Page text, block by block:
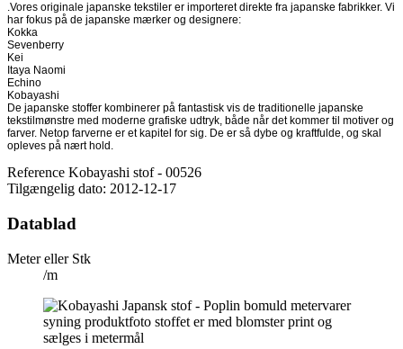
.Vores originale japanske tekstiler er importeret direkte fra japanske fabrikker. Vi
har fokus på de japanske mærker og designere:
Kokka
Sevenberry
Kei
Itaya Naomi
Echino
Kobayashi
De japanske stoffer kombinerer på fantastisk vis de traditionelle japanske
tekstilmønstre med moderne grafiske udtryk, både når det kommer til motiver og
farver. Netop farverne er et kapitel for sig. De er så dybe og kraftfulde, og skal
opleves på nært hold.
Reference Kobayashi stof - 00526
Tilgængelig dato: 2012-12-17
Datablad
Meter eller Stk
/m